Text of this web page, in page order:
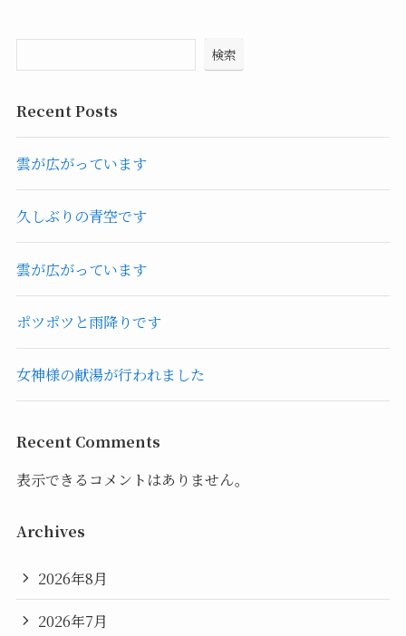
検索
Recent Posts
雲が広がっています
久しぶりの青空です
雲が広がっています
ポツポツと雨降りです
女神様の献湯が行われました
Recent Comments
表示できるコメントはありません。
Archives
2026年8月
2026年7月